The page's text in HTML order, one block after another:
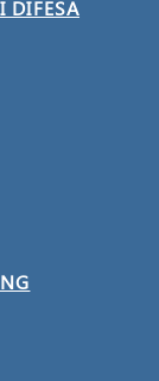
DIFESA